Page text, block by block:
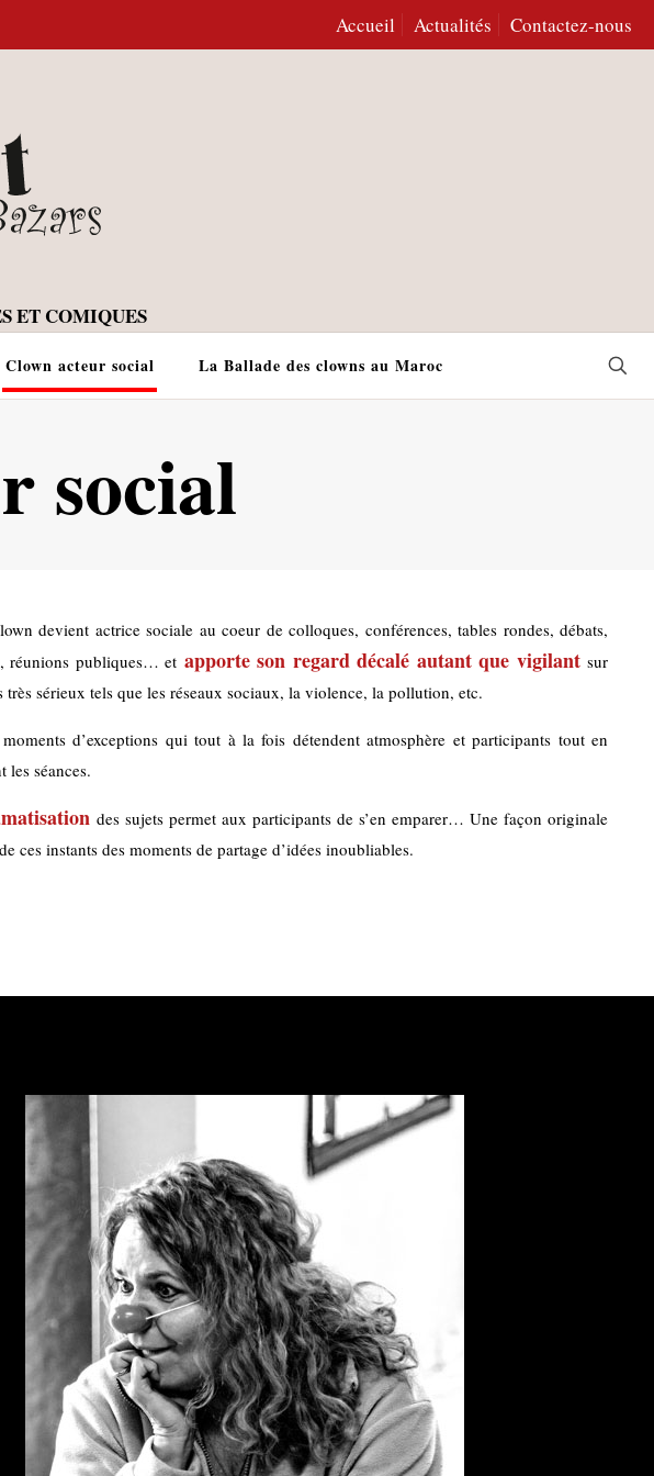
Accueil Actualités Contactez-nous
Clown acteur social La Ballade des clowns au Maroc
social
devient actrice sociale au coeur de colloques, conférences, tables rondes, débats,
réunions publiques… et apporte son regard décalé autant que vigilantsur
très sérieux tels que les réseaux sociaux, la violence, la pollution, etc.
d’exceptions qui tout à la fois détendent atmosphère et participants tout en
les séances.
des sujets permet aux participants de s’en emparer… Une façon originale
ces instants des moments de partage d’idées inoubliables.